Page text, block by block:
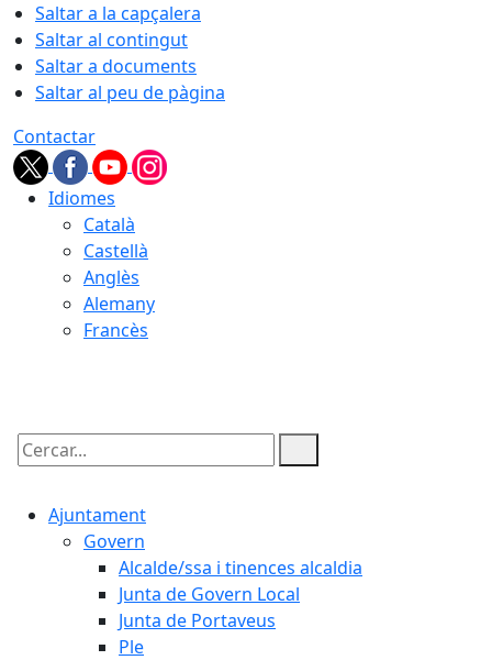
Saltar a la capçalera
Saltar al contingut
Saltar a documents
Saltar al peu de pàgina
Contactar
Idiomes
Català
Castellà
Anglès
Alemany
Francès
Cercar:
Ajuntament
Govern
Alcalde/ssa i tinences alcaldia
Junta de Govern Local
Junta de Portaveus
Ple